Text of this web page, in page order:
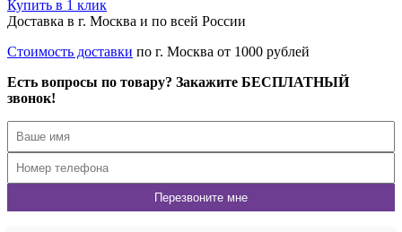
Купить в 1 клик
Доставка в г. Москва и по всей России
Стоимость доставки по г. Москва от 1000 рублей
Есть вопросы по товару? Закажите БЕСПЛАТНЫЙ
звонок!